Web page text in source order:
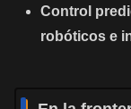
Control
robóticos e